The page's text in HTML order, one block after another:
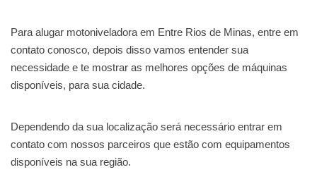
Para alugar motoniveladora em Entre Rios de Minas, entre em
contato conosco, depois disso vamos entender sua
necessidade e te mostrar as melhores opções de máquinas
disponíveis, para sua cidade.
Dependendo da sua localização será necessário entrar em
contato com nossos parceiros que estão com equipamentos
disponíveis na sua região.